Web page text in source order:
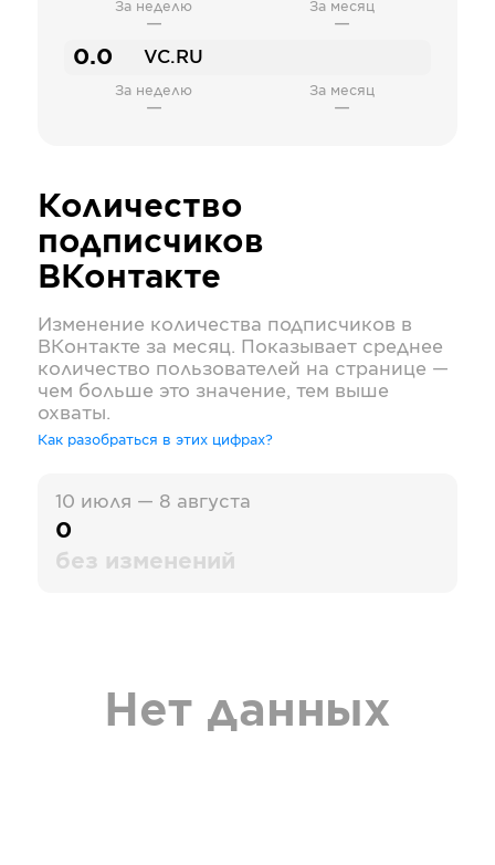
За неделю
—
За месяц
—
0.0 VC.RU
За неделю
—
За месяц
—
Количество
подписчиков
ВКонтакте
Изменение количества подписчиков в
ВКонтакте за месяц. Показывает среднее
количество пользователей на странице —
чем больше это значение, тем выше
охваты.
Как разобраться в этих цифрах?
10 июля — 8 августа
0
без изменений
Нет данных